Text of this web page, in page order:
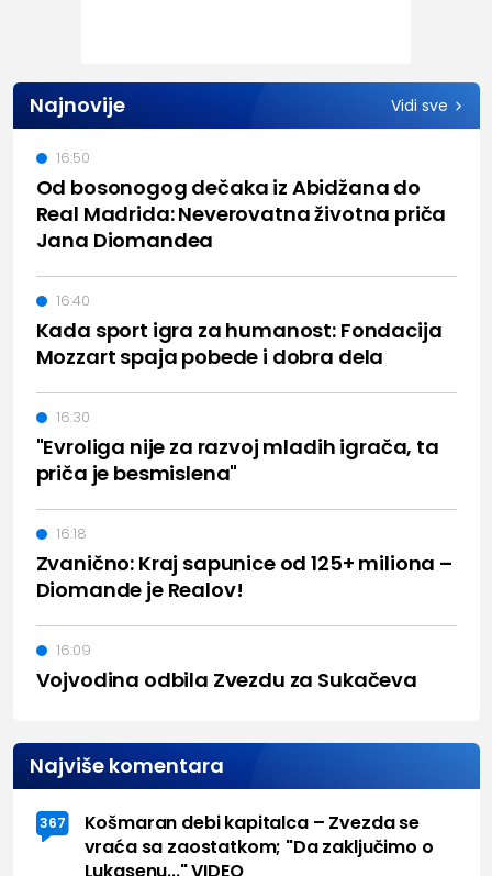
Najnovije Vidi sve
Od bosonogog dečaka iz Abidžana do
Real Madrida: Neverovatna životna priča
Jana Diomandea
16:50
Kada sport igra za humanost: Fondacija
Mozzart spaja pobede i dobra dela
16:40
"Evroliga nije za razvoj mladih igrača, ta
priča je besmislena"
16:30
Zvanično: Kraj sapunice od 125+ miliona –
Diomande je Realov!
16:18
Vojvodina odbila Zvezdu za Sukačeva
16:09
Najviše komentara
367
Košmaran debi kapitalca – Zvezda se
vraća sa zaostatkom; "Da zaključimo o